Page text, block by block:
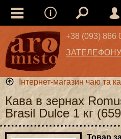
+38 (093) 866
Інтернет-магазин чаю та
Кава в зернах
Brasil Dulce 1 кг
Товар